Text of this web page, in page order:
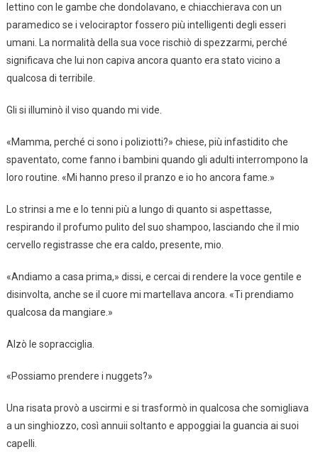
lettino con le gambe che dondolavano, e chiacchierava con un
paramedico se i velociraptor fossero più intelligenti degli esseri
umani. La normalità della sua voce rischiò di spezzarmi, perché
significava che lui non capiva ancora quanto era stato vicino a
qualcosa di terribile.
Gli si illuminò il viso quando mi vide.
«Mamma, perché ci sono i poliziotti?» chiese, più infastidito che
spaventato, come fanno i bambini quando gli adulti interrompono la
loro routine. «Mi hanno preso il pranzo e io ho ancora fame.»
Lo strinsi a me e lo tenni più a lungo di quanto si aspettasse,
respirando il profumo pulito del suo shampoo, lasciando che il mio
cervello registrasse che era caldo, presente, mio.
«Andiamo a casa prima,» dissi, e cercai di rendere la voce gentile e
disinvolta, anche se il cuore mi martellava ancora. «Ti prendiamo
qualcosa da mangiare.»
Alzò le sopracciglia.
«Possiamo prendere i nuggets?»
Una risata provò a uscirmi e si trasformò in qualcosa che somigliava
a un singhiozzo, così annuii soltanto e appoggiai la guancia ai suoi
capelli.